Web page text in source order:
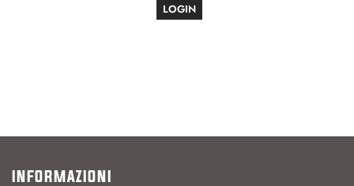
LOGIN
INFORMAZIONI